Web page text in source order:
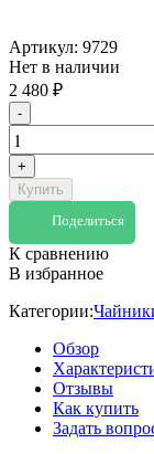
Артикул: 9729
Нет в наличии
2 480 ₽
-
+
Купить
Поделиться
К сравнению
В избранное
Категории:
Обзор
Отзывы
Как купить
Задать